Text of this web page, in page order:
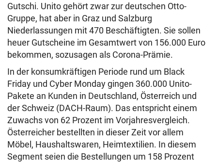
Gutschi. Unito gehört zwar zur deutschen Otto-
Gruppe, hat aber in Graz und Salzburg
Niederlassungen mit 470 Beschäftigten. Sie sollen
heuer Gutscheine im Gesamtwert von 156.000 Euro
bekommen, sozusagen als Corona-Prämie.
In der konsumkräftigen Periode rund um Black
Friday und Cyber Monday gingen 360.000 Unito-
Pakete an Kunden in Deutschland, Österreich und
der Schweiz (DACH-Raum). Das entspricht einem
Zuwachs von 62 Prozent im Vorjahresvergleich.
Österreicher bestellten in dieser Zeit vor allem
Möbel, Haushaltswaren, Heimtextilien. In diesem
Segment seien die Bestellungen um 158 Prozent